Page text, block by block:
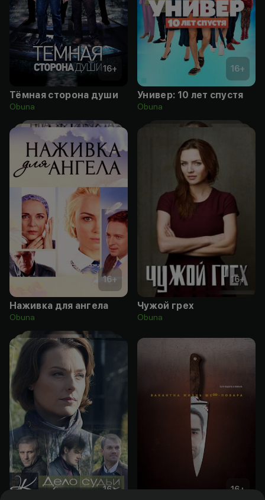
16+
Тёмная сторона души
Obuna
16+
Универ: 10 лет спустя
Obuna
16+
Наживка для ангела
Obuna
16+
Чужой грех
Obuna
16+ 16+